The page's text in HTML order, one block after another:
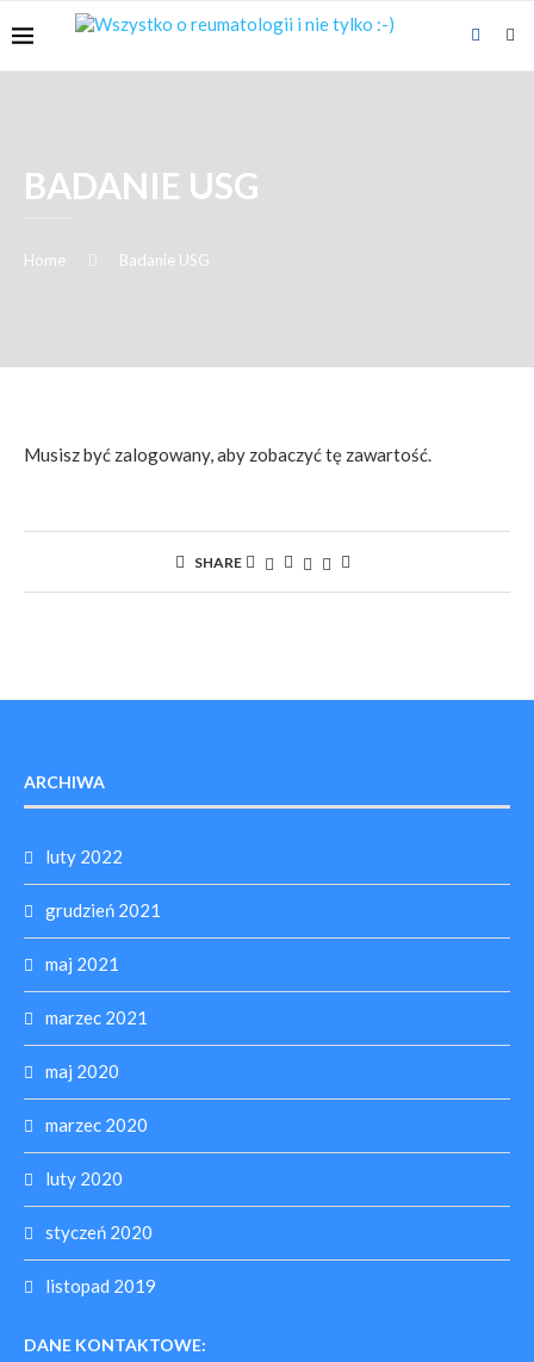
BADANIE USG
Home Badanie USG
Musisz być zalogowany, aby zobaczyć tę zawartość.
SHARE
ARCHIWA
luty 2022
grudzień 2021
maj 2021
marzec 2021
maj 2020
marzec 2020
luty 2020
styczeń 2020
listopad 2019
DANE KONTAKTOWE: